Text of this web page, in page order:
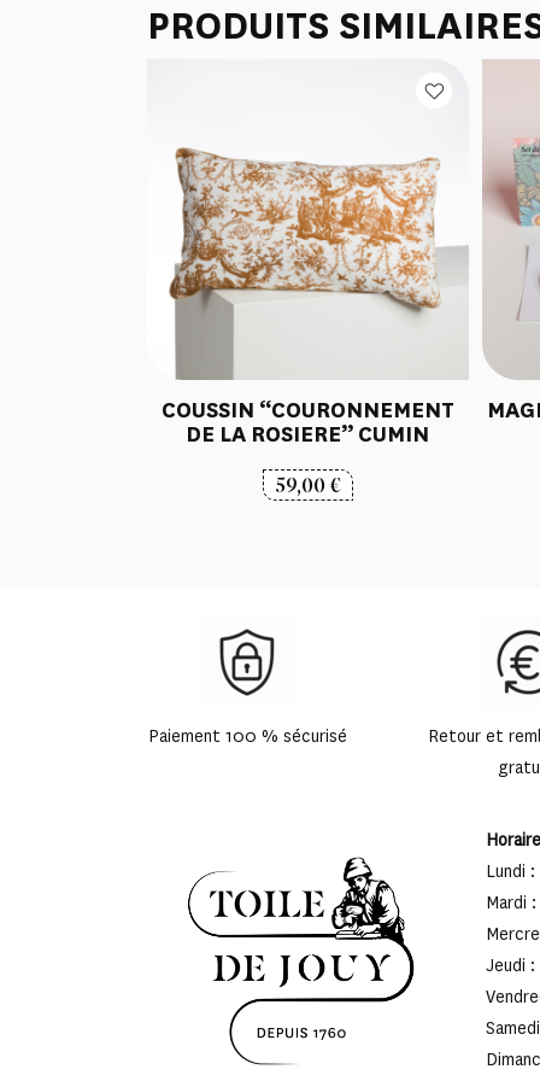
PRODUITS
COUSSIN “COURONNEMENT
DE LA ROSIERE” CUMIN
59,00€
Paiement 100 % sécurisé
Retour et
Lundi
Mardi :
Jeudi :